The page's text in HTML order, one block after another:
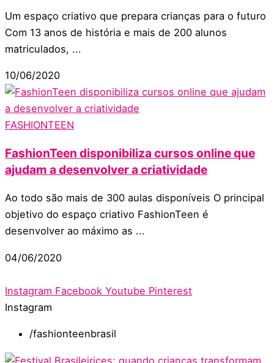
Um espaço criativo que prepara crianças para o futuro
Com 13 anos de história e mais de 200 alunos
matriculados, ...
10/06/2020
FASHIONTEEN
FashionTeen disponibiliza cursos online que
ajudam a desenvolver a criatividade
Ao todo são mais de 300 aulas disponíveis O principal
objetivo do espaço criativo FashionTeen é
desenvolver ao máximo as ...
04/06/2020
Instagram Facebook Youtube Pinterest
Instagram
/fashionteenbrasil